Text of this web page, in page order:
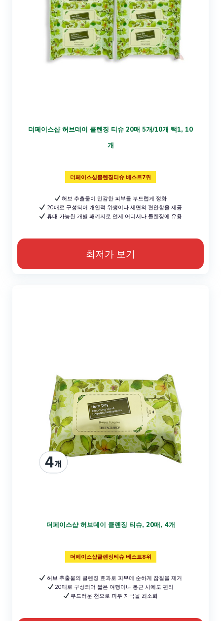
더페이스샵 허브데이 클렌징 티슈 20매 5개/10개 택1, 10
개
더페이스샵클렌징티슈 베스트7위
허브 추출물이 민감한 피부를 부드럽게 정화
20매로 구성되어 개인적 위생이나 세면의 편안함을 제공
휴대 가능한 개별 패키지로 언제 어디서나 클렌징에 유용
최저가 보기
더페이스샵 허브데이 클렌징 티슈, 20매, 4개
더페이스샵클렌징티슈 베스트8위
허브 추출물의 클렌징 효과로 피부에 순하게 잡질을 제거
20매로 구성되어 짧은 여행이나 통근 시에도 편리
부드러운 천으로 피부 자극을 최소화